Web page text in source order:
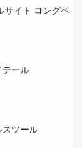
サイト ロングベ
テール
ツール